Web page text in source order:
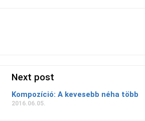
Next post
Kompozíció: A kevesebb néha több
2016.06.05.